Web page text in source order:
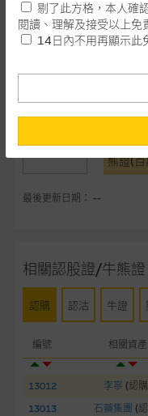
相關資產牛熊證資
1日
5日
熊證(
最後更新日期： --
相關認股證/牛熊證
認購 認沽 牛證
編號 相關資產
13012 李寧 (認購
13013
石藥集團 (
本網站所載資料會隨時
理的資料，可直接聯絡
民使用，並不提供或發
閣下購買證券、基金單
其他地方)，但清楚表明
提供網站內容的基
供。惟麥格理集團並無
知。
任何指示價格報價、公
可以合理選擇到的，因
為準確、完整或合理。
表現或回報將來會實現
來自我們在所示日期時
剔了此方格，本人確
閱讀、理解及接受以上免
14日內不用再顯示此